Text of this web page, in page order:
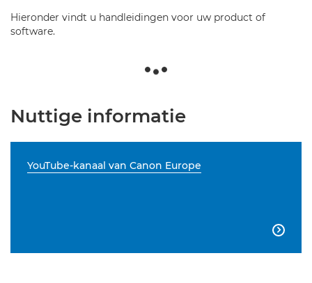
Hieronder vindt u handleidingen voor uw product of
software.
Nuttige informatie
YouTube-kanaal van Canon Europe
